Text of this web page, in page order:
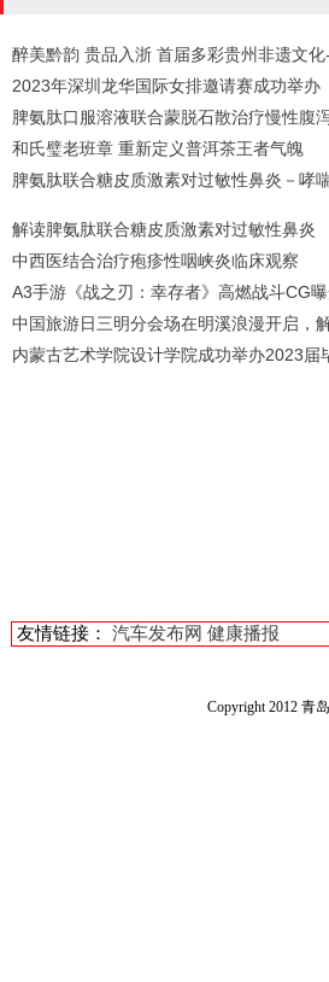
醉美黔韵 贵品入浙 首届多彩贵州非遗文化
2023年深圳龙华国际女排邀请赛成功举办
脾氨肽口服溶液联合蒙脱石散治疗慢性腹
和氏璧老班章 重新定义普洱茶王者气魄
脾氨肽联合糖皮质激素对过敏性鼻炎－哮
解读脾氨肽联合糖皮质激素对过敏性鼻炎
中西医结合治疗疱疹性咽峡炎临床观察
A3手游《战之刃：幸存者》高燃战斗CG
中国旅游日三明分会场在明溪浪漫开启，
内蒙古艺术学院设计学院成功举办2023届
友情链接： 汽车发布网 健康播报
Copyright 2012青